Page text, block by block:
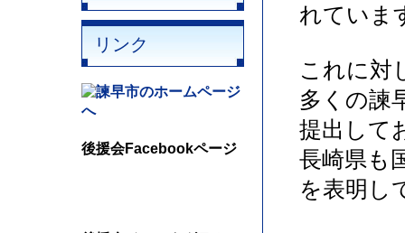
リンク
後援会Facebookページ
れていま
これに対
多くの諫
提出して
長崎県も
を表明し